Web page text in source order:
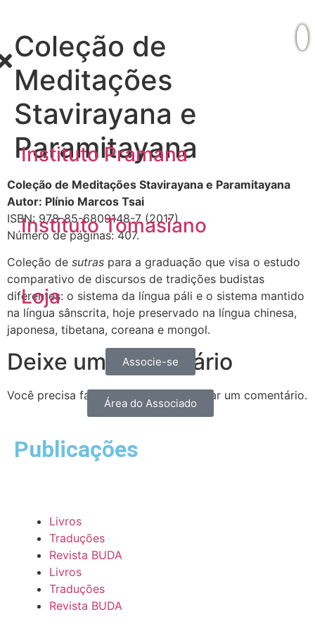
Instituto Pramana
Instituto Tomasiano
Loja
Associe-se
Área do Associado
Publicações
Livros
Traduções
Revista BUDA
Livros
Traduções
Revista BUDA
Coleção de
Meditações
Stavirayana e
Paramitayana
Coleção de Meditações Stavirayana e Paramitayana
Autor: Plínio Marcos Tsai
ISBN: 978-85-6809148-7 (2017)
Número de páginas: 407.
Coleção de sutras para a graduação que visa o estudo
comparativo de discursos de tradições budistas
diferentes: o sistema da língua páli e o sistema mantido
na língua sânscrita, hoje preservado na língua chinesa,
japonesa, tibetana, coreana e mongol.
Deixe um comentário
Você precisa fazer o para publicar um comentário.